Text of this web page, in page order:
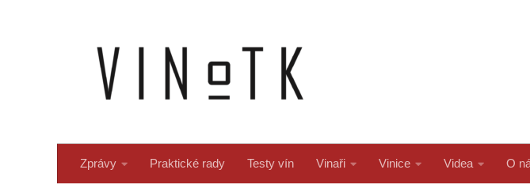
Zprávy Praktické rady Testy vín Vinaři Vinice Videa O